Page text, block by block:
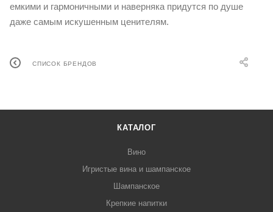
емкими и гармоничными и наверняка придутся по душе
даже самым искушенным ценителям.
СПИСОК БРЕНДОВ
КАТАЛОГ
Вино
Игристые вина и шампанское
Шампанское
Крепкие напитки